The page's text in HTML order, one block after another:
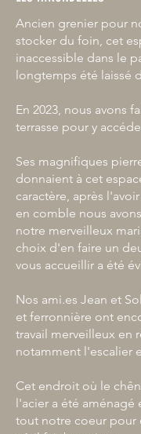
Ancien grenier pour
stocker du foin, cet
inaccessible dans le
longtemps été laissé
En 2023, nous avons
terrasse pour y
Ses magnifiques
donnaient à cet
caractère, après
en comble nous avons
notre merveilleux
choix d'en faire un
vous accueillir a été
Nos ami.es Jean et
et ferronnière ont
travail merveilleux en
notamment l'escalier
Cet endroit où le
l'acier a été aménagé
tout notre coeur pour